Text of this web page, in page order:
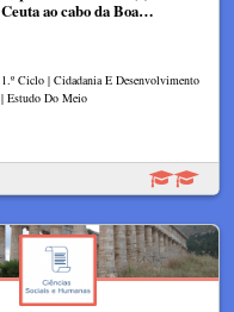
Ceuta ao cabo da Boa…
1.º Ciclo | Cidadania E Desenvolvimento
| Estudo Do Meio